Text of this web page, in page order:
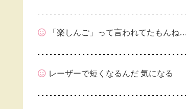
「楽しんご」って言われてたもんね
レーザーで短くなるんだ 気になる